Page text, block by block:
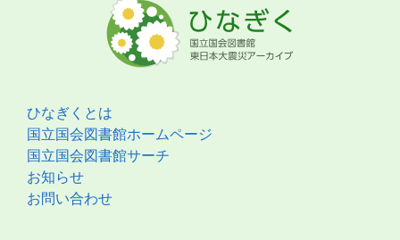
ひなぎくとは
国立国会図書館ホームページ
国立国会図書館サーチ
お知らせ
お問い合わせ